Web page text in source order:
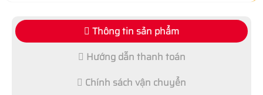
Thông tin sản phẩm
Hướng dẫn thanh toán
Chính sách vận chuyển